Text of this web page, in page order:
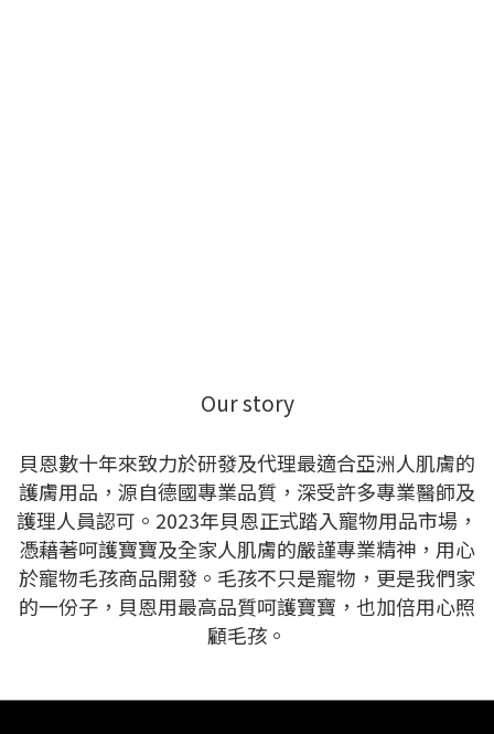
Our story
貝恩數十年來致力於研發及代理最適合亞洲人肌膚的
護膚用品，源自德國專業品質，深受許多專業醫師及
護理人員認可。2023年貝恩正式踏入寵物用品市場，
憑藉著呵護寶寶及全家人肌膚的嚴謹專業精神，用心
於寵物毛孩商品開發。毛孩不只是寵物，更是我們家
的一份子，貝恩用最高品質呵護寶寶，也加倍用心照
顧毛孩。